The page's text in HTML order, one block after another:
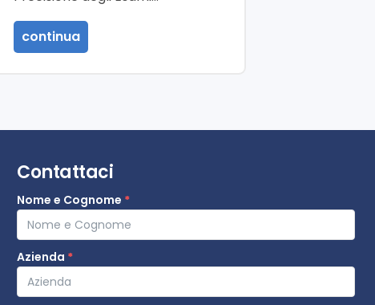
continua
Contattaci
Nome e Cognome *
Azienda *